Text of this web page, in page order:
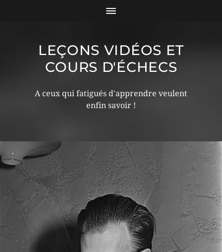
LEÇONS VIDÉOS ET
COURS D'ÉCHECS
A ceux qui fatigués d'apprendre veulent
enfin savoir !